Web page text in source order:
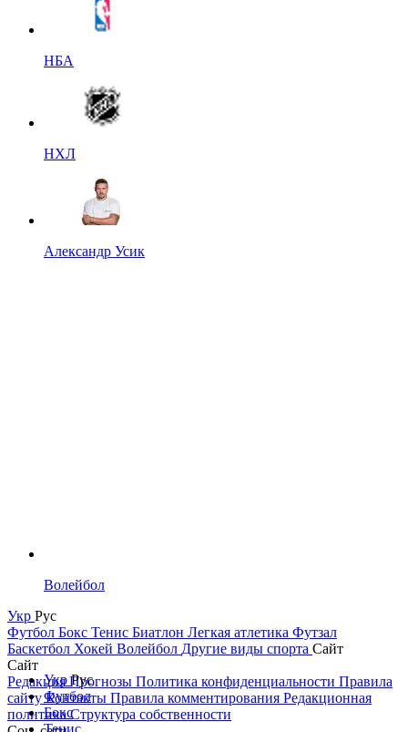
НБА
НХЛ
Александр Усик
Волейбол
Укр Рус
Футбол Бокс Тенис Биатлон Легкая атлетика Футзал
Баскетбол Хокей Волейбол Другие виды спорта Сайт
Сайт
РедакцияПрогнозы Политика конфиденциальности Правила
сайтуКонтакты Правила комментирования Редакционная
политикаСтруктура собственности
УкрРус
Футбол
Бокс
Тенис